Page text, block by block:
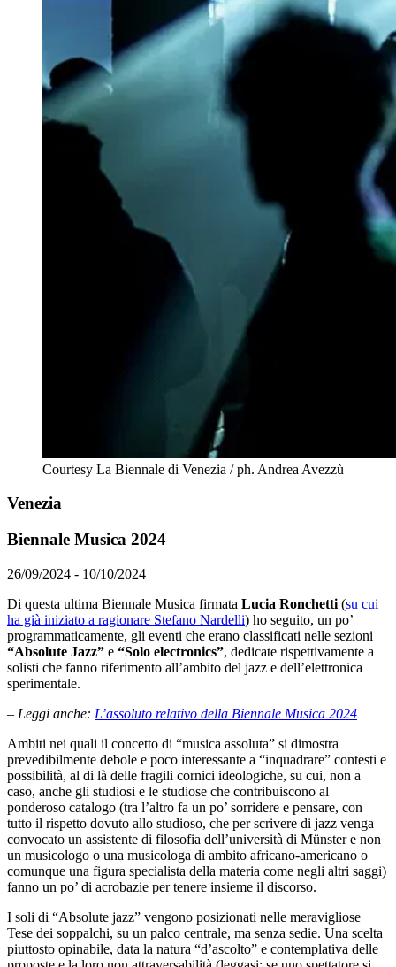
Courtesy La Biennale di Venezia / ph. Andrea Avezzù
Venezia
Biennale Musica 2024
26/09/2024 - 10/10/2024
Di questa ultima Biennale Musica firmata Lucia Ronchetti (su cui
ha già iniziato a ragionare Stefano Nardelli) ho seguito, un po’
programmaticamente, gli eventi che erano classificati nelle sezioni
“Absolute Jazz” e “Solo electronics”, dedicate rispettivamente a
solisti che fanno riferimento all’ambito del jazz e dell’elettronica
sperimentale.
– Leggi anche: L’assoluto relativo della Biennale Musica 2024
Ambiti nei quali il concetto di “musica assoluta” si dimostra
prevedibilmente debole e poco interessante a “inquadrare” contesti e
possibilità, al di là delle fragili cornici ideologiche, su cui, non a
caso, anche gli studiosi e le studiose che contribuiscono al
ponderoso catalogo (tra l’altro fa un po’ sorridere e pensare, con
tutto il rispetto dovuto allo studioso, che per scrivere di jazz venga
convocato un assistente di filosofia dell’università di Münster e non
un musicologo o una musicologa di ambito africano-americano o
comunque una figura specialista della materia come negli altri saggi)
fanno un po’ di acrobazie per tenere insieme il discorso.
I soli di “Absolute jazz” vengono posizionati nelle meravigliose
Tese dei soppalchi, su un palco centrale, ma senza sedie. Una scelta
piuttosto opinabile, data la natura “d’ascolto” e contemplativa delle